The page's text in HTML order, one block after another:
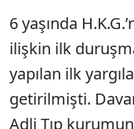
6 yaşında
ilişkin ilk
yapılan ilk
getirilmişti.
Adli Tıp